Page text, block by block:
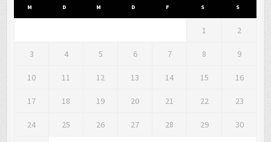
M D M D F S S
1 2
3 4 5 6 7 8 9
10 11 12 13 14 15 16
17 18 19 20 21 22 23
24 25 26 27 28 29 30